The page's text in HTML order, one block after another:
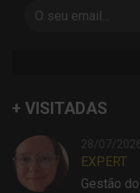
+ VISITADAS
28/07/
EXPERT
Gestão